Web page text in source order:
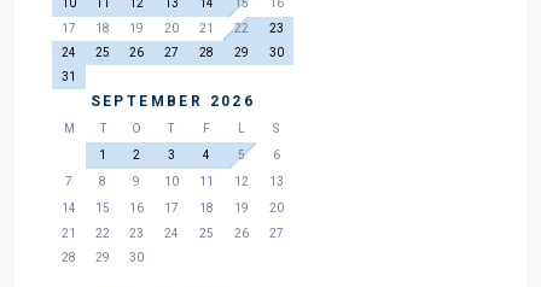
10
11 12 13 14 15
16
17
18 19 20 21 22
23
24
25 26 27 28 29
30
31
SEPTEMBER 2026
M O F L
S
1
2 3 4 5
6
7
8 9 10 11 12
13
14
15 16 17 18 19
20
21
22 23 24 25 26
27
28
29 30